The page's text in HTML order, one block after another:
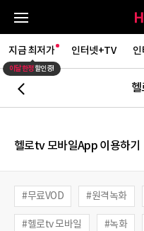
지금 최저가 인터넷+TV 인
이달 한정할인중!
헬
헬로tv 모바일App 이용하기
무료VOD 원격녹화
헬로tv 모바일 녹화